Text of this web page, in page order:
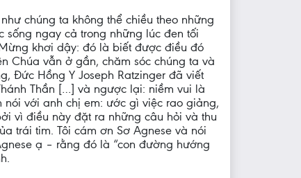
chúng ta không thể chiều theo những
ngay cả trong những lúc đen tối
khơi dậy: đó là biết được điều đó
Chúa vẫn ở gần, chăm sóc chúng ta và
Đức Hồng Y Joseph Ratzinger đã viết
Thần […] và ngược lại: niềm vui là
nói với anh chị em: ước gì việc rao giảng,
vì điều này đặt ra những câu hỏi và thu
trái tim. Tôi cám ơn Sơ Agnese và nói
ạ – rằng đó là “con đường hướng